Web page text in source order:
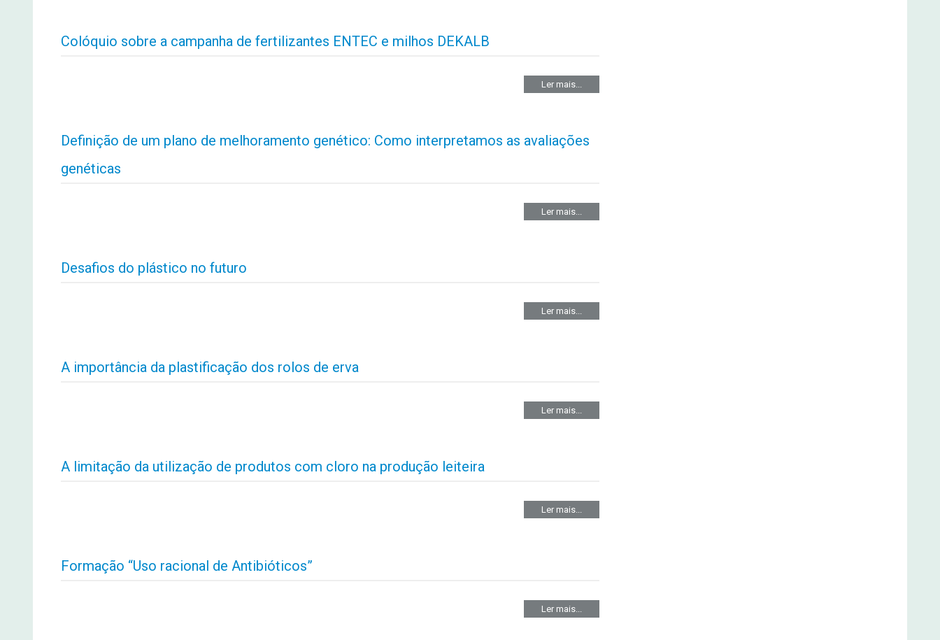
Colóquio sobre a campanha de fertilizantes ENTEC e milhos DEKALB
Ler mais...
Definição de um plano de melhoramento genético: Como interpretamos as avaliações
genéticas
Ler mais...
Desafios do plástico no futuro
Ler mais...
A importância da plastificação dos rolos de erva
Ler mais...
A limitação da utilização de produtos com cloro na produção leiteira
Ler mais...
Formação “Uso racional de Antibióticos”
Ler mais...